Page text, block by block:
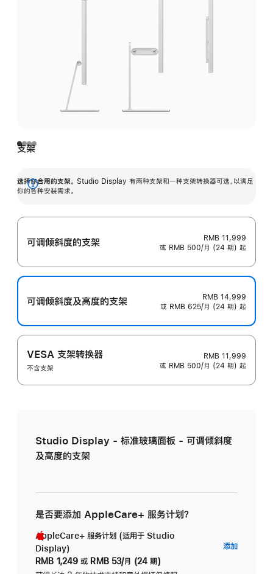
支架
选择你合用的支架。 Studio Display 有两种支架和一种支架转换器可选，以满足
你的各种安装需求。
展
可调倾斜度的支架
RMB 11,999
或 RMB 500/月 (24 期) 起
可调倾斜度及高‍度的支‍架
RMB 14,999
或 RMB 625/月 (24 期) 起
VESA 支架转换器
不含支架
RMB 11,999
或 RMB 500/月 (24 期) 起
Studio Display - 标准玻璃面板 - 可调倾斜度
及高度的支架
是否要添加 AppleCare+ 服务计划？
AppleCare+ 服务计划 (适用于 Studio
Display)
RMB 1,249 或 RMB 53/月 (24 期)
添加